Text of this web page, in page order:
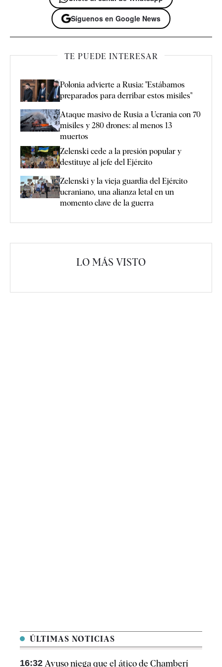
Síguenos en Google News
TE PUEDE INTERESAR
Polonia advierte a Rusia: "Estábamos
preparados para derribar estos misiles"
Ataque masivo de Rusia a Ucrania con 70
misiles y 280 drones: al menos 13
muertos
Zelenski cede a la presión popular y
destituye al jefe del Ejército
Zelenski y la vieja guardia del Ejército
ucraniano, una alianza letal en un
momento clave de la guerra
LO MÁS VISTO
ÚLTIMAS NOTICIAS
16:32 Ayuso niega que el ático de Chamberí